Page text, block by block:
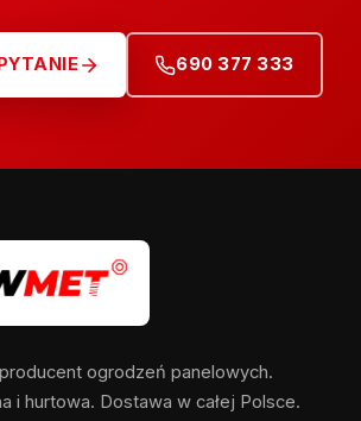
690 377 333
ogrodzeń panelowych.
i hurtowa. Dostawa w całej Polsce.